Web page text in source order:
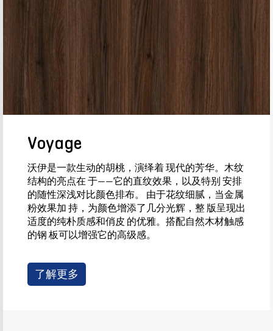
Voyage
沃伊是一款生动的胡桃，演绎着 现代的芳华。木纹
结构的亮点在 于——它的直纹效果，以及特别 安排
的随性深浅对比颜色排布。 由于花纹细腻，当金属
粉效果加 持，为颜色增添了几分光辉，整 版呈现出
适度的纯朴质感和俏皮 的优雅。搭配自然木材触感
的钢 板可以增强它的高级感。
了解更多